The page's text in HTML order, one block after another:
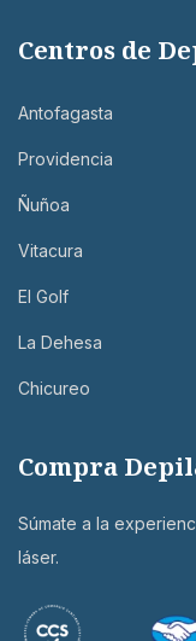
Centros de
Antofagasta
Providencia
Ñuñoa
Vitacura
El Golf
La Dehesa
Chicureo
Compra
Súmate a la
láser.